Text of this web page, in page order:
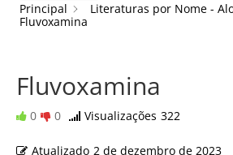
Principal
Literaturas por Nome -
Fluvoxamina
Fluvoxamina
0 0 Visualizações 322
Atualizado 2 de dezembro de 2023